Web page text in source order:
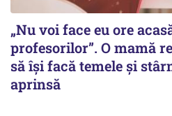
„Nu voi face eu ore
profesorilor”. O mamă
să își facă temele și
aprinsă